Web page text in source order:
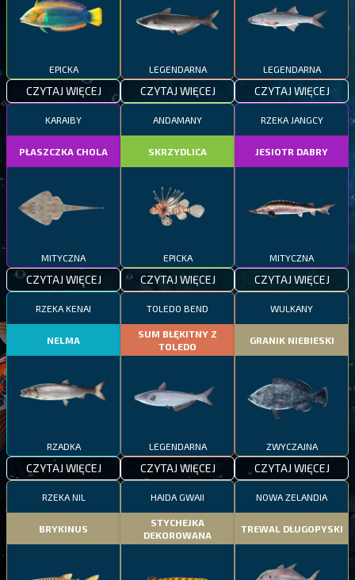
EPICKA
CZYTAJ WIĘCEJ
LEGENDARNA
CZYTAJ WIĘCEJ
LEGENDARNA
CZYTAJ WIĘCEJ
KARAIBY
PŁASZCZKA CHOLA
MITYCZNA
CZYTAJ WIĘCEJ
ANDAMANY
SKRZYDLICA
EPICKA
CZYTAJ WIĘCEJ
RZEKA JANGCY
JESIOTR DABRY
MITYCZNA
CZYTAJ WIĘCEJ
RZEKA KENAI
NELMA
RZADKA
CZYTAJ WIĘCEJ
TOLEDO BEND
SUM BŁĘKITNY Z
TOLEDO
LEGENDARNA
CZYTAJ WIĘCEJ
WULKANY
GRANIK NIEBIESKI
ZWYCZAJNA
CZYTAJ WIĘCEJ
RZEKA NIL
BRYKINUS
HAIDA GWAII
STYCHEJKA
DEKOROWANA
NOWA ZELANDIA
TREWAL DŁUGOPYSKI